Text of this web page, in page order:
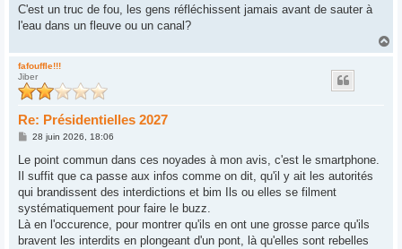
g
C'est un truc de fou, les gens réfléchissent jamais avant de sauter à
l'eau dans un fleuve ou un canal?
a
fafouffle!!!
Jiber
Re: Présidentielles 2027
M
s
a
g
28 juin 2026, 18:06
Le point commun dans ces noyades à mon avis, c'est le smartphone.
Il suffit que ca passe aux infos comme on dit, qu'il y ait les autorités
qui brandissent des interdictions et bim Ils ou elles se filment
systématiquement pour faire le buzz.
Là en l'occurence, pour montrer qu'ils en ont une grosse parce qu'ils
bravent les interdits en plongeant d'un pont, là qu'elles sont rebelles